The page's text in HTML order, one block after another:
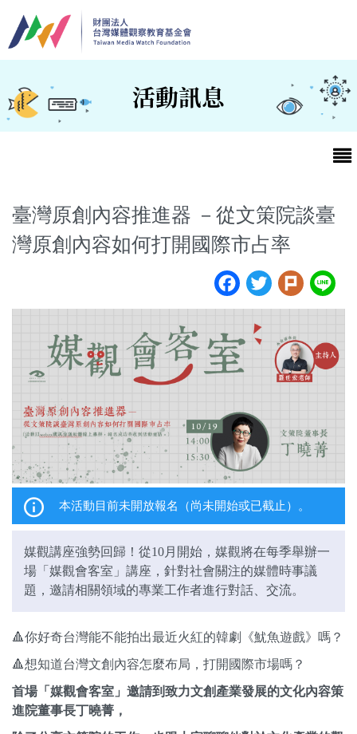
活動訊息
最新消息
第25屆台灣兒童及少年優質節目活動官網
最新消息
關於我們
優質兒少
媒體素養
研究計畫
申訴
捐款支持
臺灣原創內容推進器 －從文策院談臺
灣原創內容如何打開國際市占率
Facebook
Twitter
本活動目前未開放報名（尚未開始或已截止）。
媒觀講座強勢回歸！從10月開始，媒觀將在每季舉辦一
場「媒觀會客室」講座，針對社會關注的媒體時事議
題，邀請相關領域的專業工作者進行對話、交流。
🔺你好奇台灣能不能拍出最近火紅的韓劇《魷魚遊戲》嗎？
🔺想知道台灣文創內容怎麼布局，打開國際市場嗎？
首場「媒觀會客室」邀請到致力文創產業發展的文化內容策
進院董事長丁曉菁，